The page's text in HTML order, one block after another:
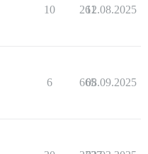
10 261
12.08.2025
6 665
08.09.2025